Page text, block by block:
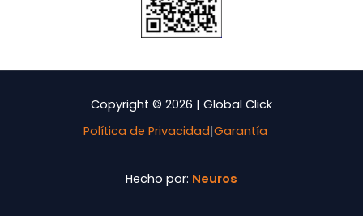
Copyright © 2026 | Global Click
Política de Privacidad|Garantía
Hecho por: Neuros